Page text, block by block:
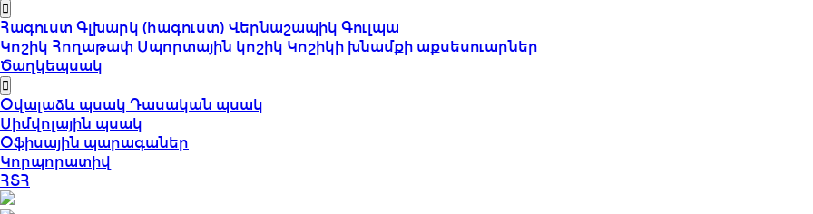
Հագուստ Գլխարկ (հագուստ) Վերնաշապիկ Գուլպա
Կոշիկ Հողաթափ Սպորտային կոշիկ Կոշիկի խնամքի աքսեսուարներ
Ծաղկեպսակ
Օվալաձև պսակ Դասական պսակ
Սիմվոլային պսակ
Օֆիսային պարագաներ
Կորպորատիվ
ՀՏՀ